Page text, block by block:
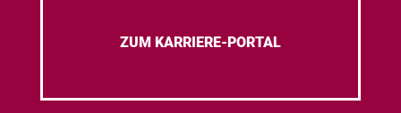
ZUM KARRIERE-PORTAL